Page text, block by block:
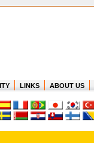
LINKS ABOUT US